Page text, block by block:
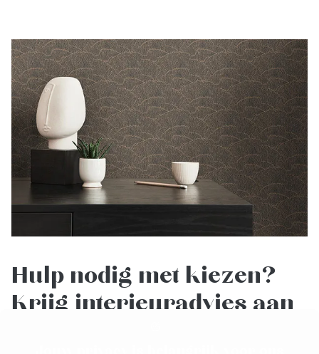
Hulp nodig met kiezen?
Krijg interieuradvies aan